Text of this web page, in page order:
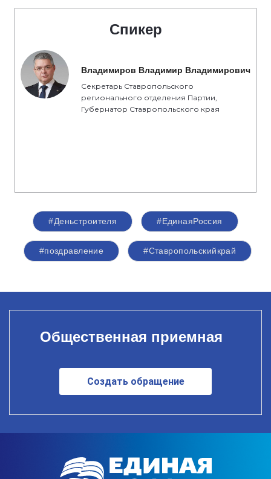
Спикер
Владимиров Владимир Владимирович
Секретарь Ставропольского
регионального отделения Партии,
Губернатор Ставропольского края
#Деньстроителя #ЕдинаяРоссия
#поздравление #Ставропольскийкрай
Общественная приемная
Создать обращение